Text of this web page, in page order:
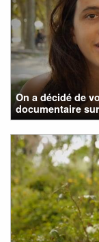
On a décidé de
documentaire